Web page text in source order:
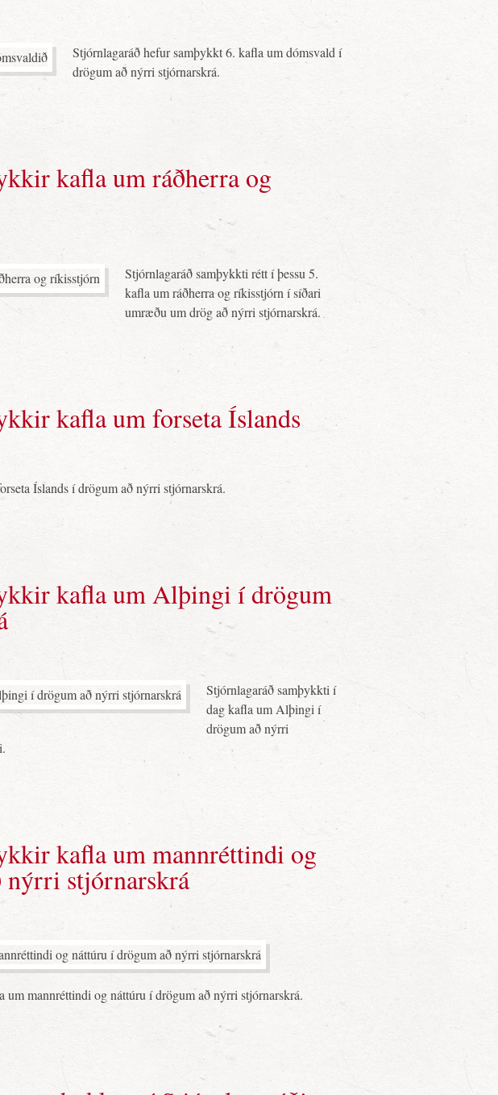
Stjórnlagaráð hefur samþykkt 6. kafla um dómsvald í
drögum að nýrri stjórnarskrá.
kafla um ráðherra og
Stjórnlagaráð samþykkti rétt í þessu 5.
kafla um ráðherra og ríkisstjórn í síðari
umræðu um drög að nýrri stjórnarskrá.
kafla um forseta Íslands
Íslands í drögum að nýrri stjórnarskrá.
kafla um Alþingi í drögum
Stjórnlagaráð samþykkti í
dag kafla um Alþingi í
drögum að nýrri
kafla um mannréttindi og
nýrri stjórnarskrá
um mannréttindi og náttúru í drögum að nýrri stjórnarskrá.